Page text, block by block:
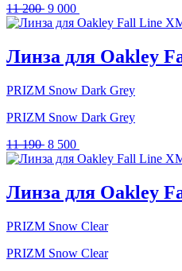
11 200 Первоначальная
цена
200 .
9 000
цена:
000 .
Линза для Oakley
PRIZM Snow Dark Grey
PRIZM Snow Dark Grey
11 190 Первоначальная
цена
190 .
8 500
цена:
500 .
Линза для Oakley
PRIZM Snow Clear
PRIZM Snow Clear